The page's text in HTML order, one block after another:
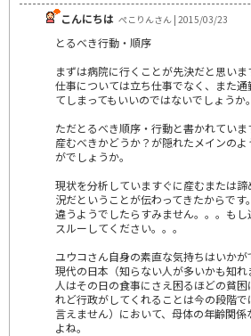
こんにちは ぺこりんさん | 2015/03/23
とるべき行動・順序
まずは病院に行くことが先決だと思いま
仕事については立ち仕事でなく、また
てしまってもいいのではないでしょうか。
ただとるべき順序・行動と書かれてい
産むべきかどうか？が隠れたメインの
がでしょうか。
現状を分析していますぐに産むまたは
況だということが伝わってきたからで
違うようでしたらすみません。。。も
スルーしてください。。。
ユウコさん自身の素直な気持ちはいかが
現代の日本（知らない人が多いかも知れ
人はその日の食事にさえ困るほどの貧
れど行政がしてくれることは今の段階
言えません）において、母体の年齢関
よね。